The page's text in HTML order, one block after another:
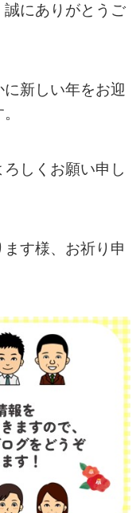
誠にありがとうご
新しい年をお迎
しくお願い申し
す様、お祈り申